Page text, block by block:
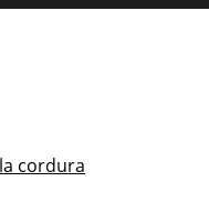
cordura